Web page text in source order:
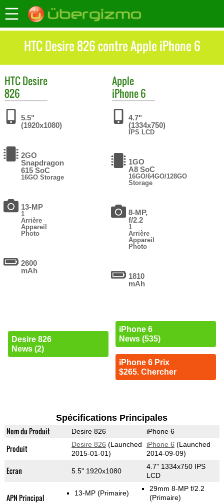
HTC Desire 826 contre Apple iPhone 6
HTCDesire
826
5.5"
(1920x1080)
2GO
Snapdragon
615 SoC
16GO Storage
13-MP
1
Arrière
Appareil
Photo
2600
mAh
Desire 826
News (2)
Apple
iPhone 6
4.7"
(1334x750)
IPS LCD
1GO
A8 SoC
16GO/64GO/128GO
Storage
8-MP,
f/2.2
1
Arrière
Appareil
Photo
1810
mAh
iPhone 6
News (535)
iPhone 6 Prix
$265. Chercher
Spécifications Principales
Nom du Produit Desire 826 iPhone 6
Produit Desire 826 (Launched
2015-01-01)
iPhone 6 (Launched
2014-09-09)
Ecran 5.5" 1920x1080
4.7" 1334x750 IPS
LCD
APN Principal 13-MP (Primaire)
29mm 8-MP f/2.2
(Primaire)